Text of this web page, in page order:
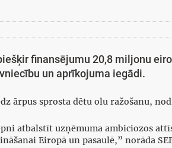
finansējumu 20,8 miljonu
un aprīkojuma iegādi.
ārpus sprosta dētu olu ražošanu,
atbalstīt uzņēmuma ambiciozos
Eiropā un pasaulē,” norāda